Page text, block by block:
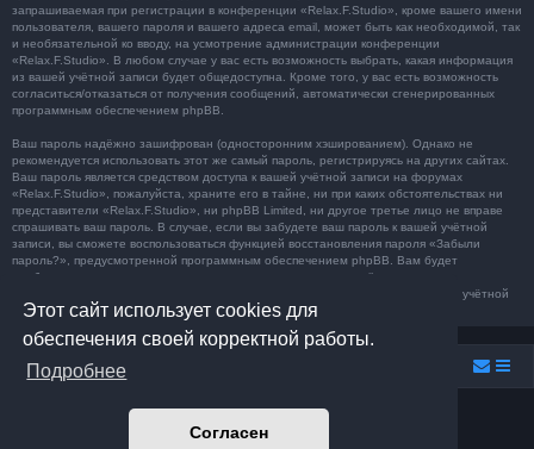
Этот сайт использует cookies для
обеспечения своей корректной работы.
Подробнее
Согласен
запрашиваемая при регистрации в конференции «Relax.F.Studio», кроме вашего имени
пользователя, вашего пароля и вашего адреса email, может быть как необходимой, так
и необязательной ко вводу, на усмотрение администрации конференции
«Relax.F.Studio». В любом случае у вас есть возможность выбрать, какая информация
из вашей учётной записи будет общедоступна. Кроме того, у вас есть возможность
согласиться/отказаться от получения сообщений, автоматически сгенерированных
программным обеспечением phpBB.
Ваш пароль надёжно зашифрован (односторонним хэшированием). Однако не
рекомендуется использовать этот же самый пароль, регистрируясь на других сайтах.
Ваш пароль является средством доступа к вашей учётной записи на форумах
«Relax.F.Studio», пожалуйста, храните его в тайне, ни при каких обстоятельствах ни
представители «Relax.F.Studio», ни phpBB Limited, ни другое третье лицо не вправе
спрашивать ваш пароль. В случае, если вы забудете ваш пароль к вашей учётной
записи, вы сможете воспользоваться функцией восстановления пароля «Забыли
пароль?», предусмотренной программным обеспечением phpBB. Вам будет
необходимо ввести ваше имя пользователя и ваш адрес email, после чего
программное обеспечение phpBB сгенерирует вам новый пароль для вашей учётной
записи.
Relax.F.Studio
Создано на основеphpBB® Forum Software © phpBB Limited
Prosilver Dark Edition by